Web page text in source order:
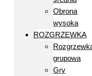
Obrona
wysoka
ROZGRZEWKA
grupowa
Gry